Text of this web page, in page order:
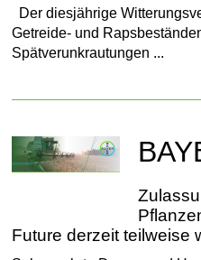
Der diesjährige
Getreide- und
Spätverunkrautungen ...
Future derzeit teilweise